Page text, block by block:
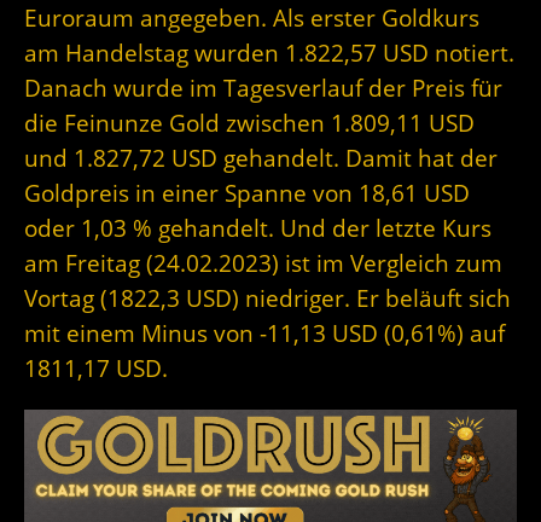
Euroraum angegeben. Als erster Goldkurs
am Handelstag wurden 1.822,57 USD notiert.
Danach wurde im Tagesverlauf der Preis für
die Feinunze Gold zwischen 1.809,11 USD
und 1.827,72 USD gehandelt. Damit hat der
Goldpreis in einer Spanne von 18,61 USD
oder 1,03 % gehandelt. Und der letzte Kurs
am Freitag (24.02.2023) ist im Vergleich zum
Vortag (1822,3 USD) niedriger. Er beläuft sich
mit einem Minus von -11,13 USD (0,61%) auf
1811,17 USD.